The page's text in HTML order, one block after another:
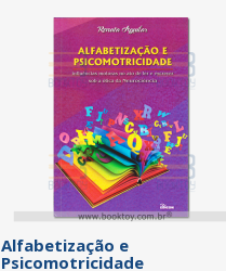
Alfabetização e
Psicomotricidade